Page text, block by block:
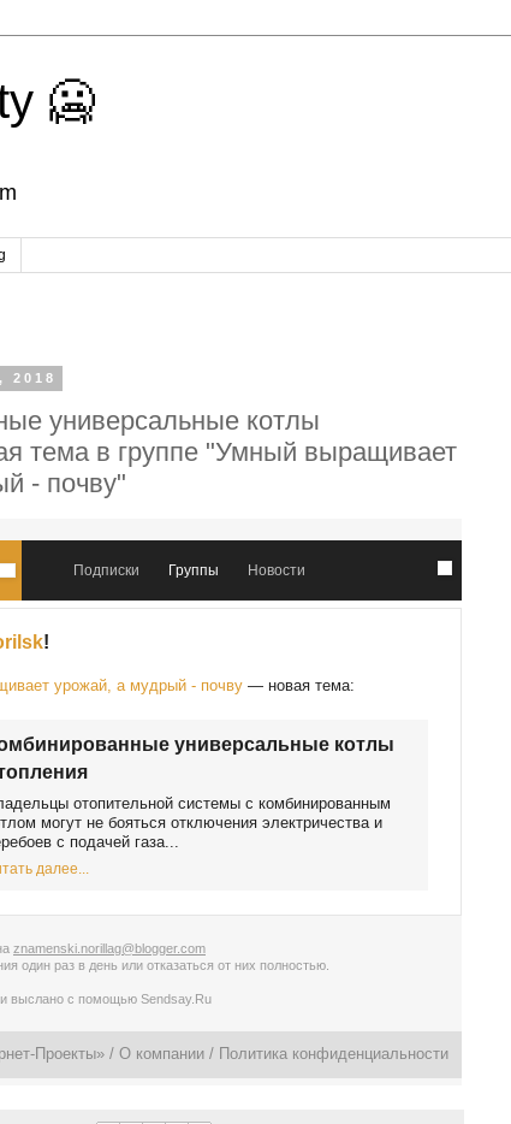
🥶
2018
универсальные котлы
тема в группе "Умный выращивает
- почву"
Подписки Группы Новости
!
урожай, а мудрый - почву — новая тема:
универсальные котлы
отопительной системы с комбинированным
могут не бояться отключения электричества и
с подачей газа...
далее...
znamenski.norillag@blogger.com
один раз в день или отказаться от них полностью
выслано с помощью Sendsay.Ru
Проекты» / О компании / Политика конфиденциальности